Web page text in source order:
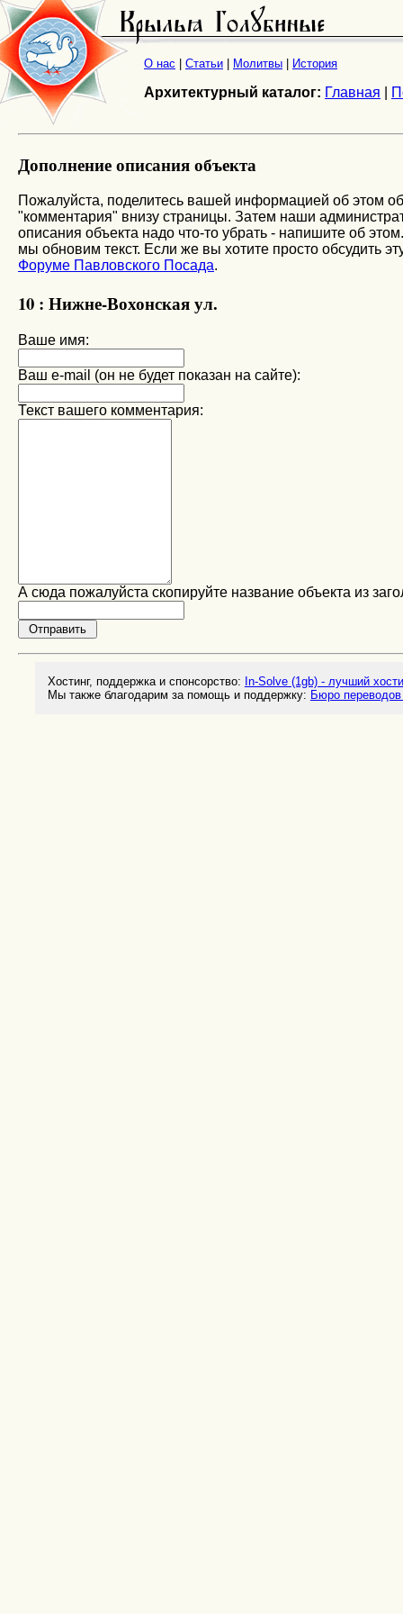
О нас Статьи Молитвы История
Архитектурный каталог: Главная
Дополнение описания объекта
Пожалуйста, поделитесь вашей информацией об этом
"комментария" внизу страницы. Затем наши
описания объекта надо что-то убрать - напишите об
мы обновим текст. Если же вы хотите просто обсудить
Форуме Павловского Посада.
10 : Нижне-Вохонская ул.
Ваше имя:
Ваш e-mail (он не будет показан на сайте):
Текст вашего комментария:
А сюда пожалуйста скопируйте название объекта из
Хостинг, поддержка и спонсорство: In-Solve (1gb) - лучший
Мы также благодарим за помощь и поддержку: Бюро переводов